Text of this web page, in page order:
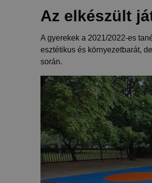
Az elkészült
A gyerekek a 2021/2022-es
esztétikus és környezetbarát,
során.